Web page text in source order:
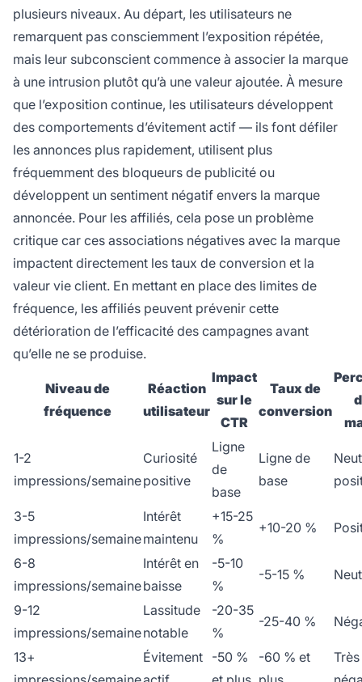
plusieurs niveaux. Au départ, les utilisateurs ne
remarquent pas consciemment l’exposition répétée,
mais leur subconscient commence à associer la marque
à une intrusion plutôt qu’à une valeur ajoutée. À mesure
que l’exposition continue, les utilisateurs développent
des comportements d’évitement actif — ils font défiler
les annonces plus rapidement, utilisent plus
fréquemment des bloqueurs de publicité ou
développent un sentiment négatif envers la marque
annoncée. Pour les affiliés, cela pose un problème
critique car ces associations négatives avec la marque
impactent directement les taux de conversion et la
valeur vie client. En mettant en place des limites de
fréquence, les affiliés peuvent prévenir cette
détérioration de l’efficacité des campagnes avant
qu’elle ne se produise.
Niveau de
fréquence
Réaction
utilisateur
Impact
sur le
CTR
Taux de
conversion
1-2
impressions/semaine
Curiosité
positive
Ligne
de
base
Ligne de
base
3-5
impressions/semaine
Intérêt
maintenu
+15-25
%
+10-20 %
6-8
impressions/semaine
Intérêt en
baisse
-5-10
%
-5-15 %
9-12
impressions/semaine
Lassitude
notable
-20-35
%
-25-40 %
13+
Évitement -50 %
-60 % et
Très